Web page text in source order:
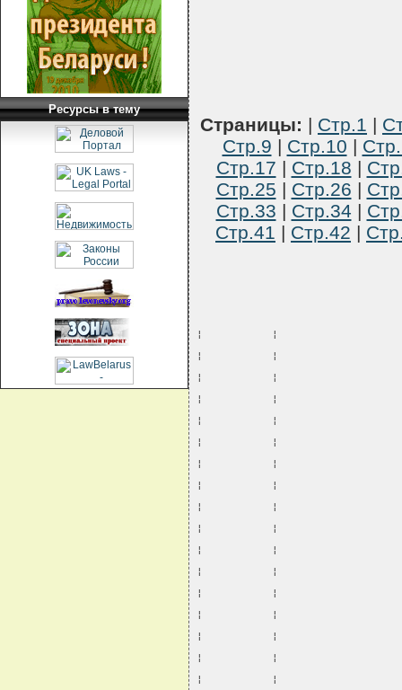
Ресурсы в тему
Страницы: | Стр.1 |
Стр.9 | Стр.10 |
Стр.17 | Стр.18 |
Стр.25 | Стр.26 |
Стр.33 | Стр.34 |
Стр.41 | Стр.42 |
¦           ¦
¦           ¦
¦           ¦
¦           ¦
¦           ¦
¦           ¦
¦           ¦
¦           ¦
¦           ¦
¦           ¦
¦           ¦
¦           ¦
¦           ¦
¦           ¦
¦           ¦
¦           ¦
¦           ¦